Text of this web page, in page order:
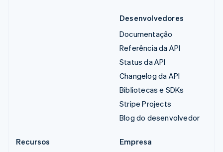
Desenvolvedores
Documentação
Referência da API
Status da API
Changelog da API
Bibliotecas e SDKs
Stripe Projects
Blog do desenvolvedor
Recursos
Empresa